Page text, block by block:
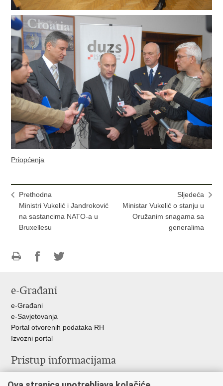
Priopćenja
Prethodna
Ministri Vukelić i Jandroković
na sastancima NATO-a u
Bruxellesu
Sljedeća
Ministar Vukelić o stanju u
Oružanim snagama sa
generalima
FacebookuTwitteru
e-Građani
e-Građani
e-Savjetovanja
Portal otvorenih podataka RH
Izvozni portal
Pristup informacijama